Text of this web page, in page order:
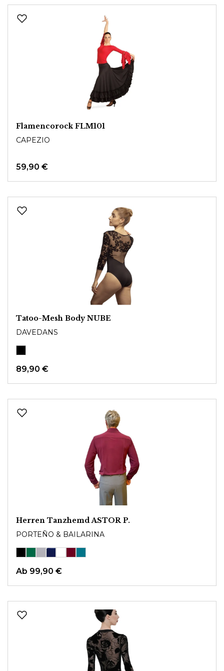
Flamencorock FLM101
CAPEZIO
59,90 €
Tatoo-Mesh Body NUBE
DAVEDANS
89,90 €
Herren Tanzhemd ASTOR P.
PORTEÑO & BAILARINA
Ab 99,90 €